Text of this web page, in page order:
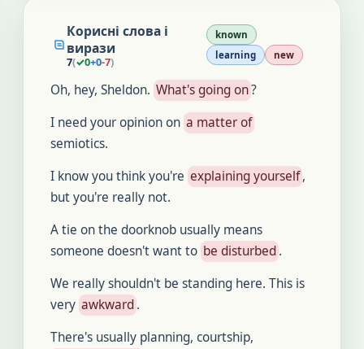
Корисні слова і
вирази
7(✓0+0-7)
known
learning
new
Oh, hey, Sheldon. What's going on?
I need your opinion on a matter of
semiotics.
I know you think you're explaining yourself,
but you're really not.
A tie on the doorknob usually means
someone doesn't want to be disturbed.
We really shouldn't be standing here. This is
very awkward.
There's usually planning, courtship,